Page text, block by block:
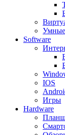
Software
IOS
Игры
Hardware